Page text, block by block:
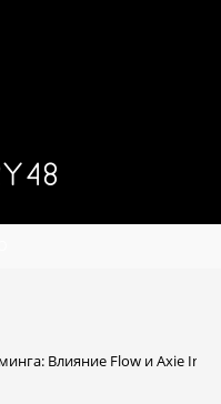
Влияние Flow и Axie